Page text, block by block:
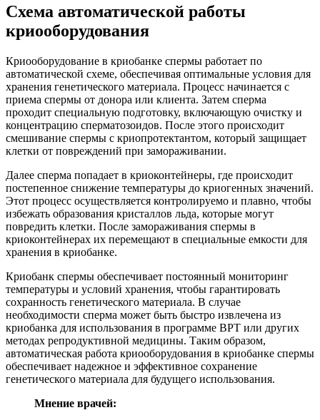
Схема автоматической работы
криооборудования
Криооборудование в криобанке спермы работает по
автоматической схеме, обеспечивая оптимальные условия для
хранения генетического материала. Процесс начинается с
приема спермы от донора или клиента. Затем сперма
проходит специальную подготовку, включающую очистку и
концентрацию сперматозоидов. После этого происходит
смешивание спермы с криопротектантом, который защищает
клетки от повреждений при замораживании.
Далее сперма попадает в криоконтейнеры, где происходит
постепенное снижение температуры до криогенных значений.
Этот процесс осуществляется контролируемо и плавно, чтобы
избежать образования кристаллов льда, которые могут
повредить клетки. После замораживания спермы в
криоконтейнерах их перемещают в специальные емкости для
хранения в криобанке.
Криобанк спермы обеспечивает постоянный мониторинг
температуры и условий хранения, чтобы гарантировать
сохранность генетического материала. В случае
необходимости сперма может быть быстро извлечена из
криобанка для использования в программе ВРТ или других
методах репродуктивной медицины. Таким образом,
автоматическая работа криооборудования в криобанке спермы
обеспечивает надежное и эффективное сохранение
генетического материала для будущего использования.
Мнение врачей: